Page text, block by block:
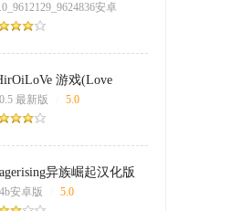
安卓
/ 5.0
游戏(Love
最新版 5.0
异族崛起汉化版
安卓版 5.0